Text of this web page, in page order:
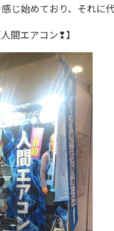
じ始めており、それに
間エアコン❢】